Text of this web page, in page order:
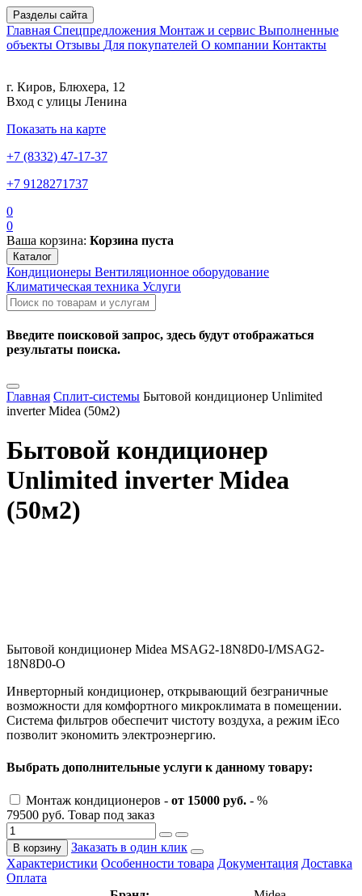
Разделы сайта
Главная Спецпредложения Монтаж и сервис Выполненные
объекты Отзывы Для покупателей О компании Контакты
г. Киров, Блюхера, 12
Вход с улицы Ленина
Показать на карте
+7 (8332) 47-17-37
+7 9128271737
0
0
Ваша корзина: Корзина пуста
Каталог
Кондиционеры Вентиляционное оборудование
Климатическая техника Услуги
Введите поисковой запрос, здесь будут отображаться
результаты поиска.
Главная Сплит-системы Бытовой кондиционер Unlimited
inverter Midea (50м2)
Бытовой кондиционер
Unlimited inverter Midea
(50м2)
Бытовой кондиционер Midea MSAG2-18N8D0-I/MSAG2-
18N8D0-O
Инверторный кондиционер, открывающий безграничные
возможности для комфортного микроклимата в помещении.
Система фильтров обеспечит чистоту воздуха, а режим iEco
позволит экономить электроэнергию.
Выбрать дополнительные услуги к данному товару:
Монтаж кондиционеров - от 15000 руб. - %
79500 руб. Товар под заказ
В корзину
Заказать в один клик
Характеристики Особенности товара Документация Доставка
Оплата